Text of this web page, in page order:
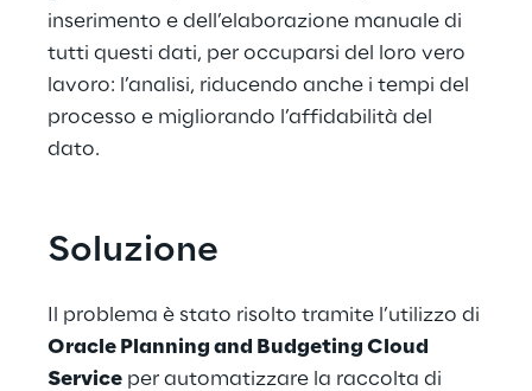
inserimento e dell’elaborazione manuale di
tutti questi dati, per occuparsi del loro vero
lavoro: l’analisi, riducendo anche i tempi del
processo e migliorando l’affidabilità del
dato.
Soluzione
Il problema è stato risolto tramite l’utilizzo di
Oracle Planning and Budgeting Cloud
Service per automatizzare la raccolta di